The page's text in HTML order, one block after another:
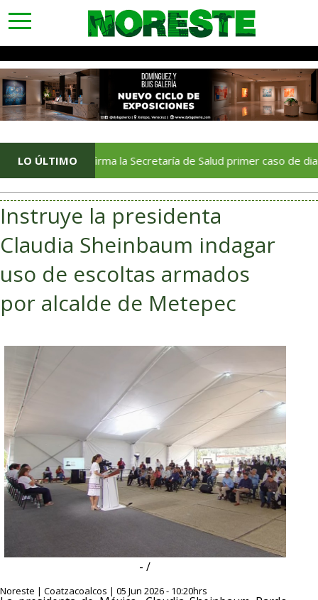
toggle
navigation
LO ÚLTIMO
Confirma la Secretaría de Salud primer caso de diarrea
Instruye la presidenta
Claudia Sheinbaum indagar
uso de escoltas armados
por alcalde de Metepec
- /
Noreste | Coatzacoalcos | 05 Jun 2026 - 10:20hrs